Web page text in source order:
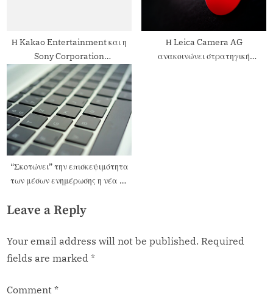
Η Kakao Entertainment και η
Sony Corporation
ανακοινώνουν τη συνεργασία
τους
Η Leica Camera AG
ανακοινώνει στρατηγική
“Σκοτώνει” την επισκεψιμότητα
των μέσων ενημέρωσης η νέα AI
Leave a Reply
Your email address will not be published. Required
fields are marked *
Comment *